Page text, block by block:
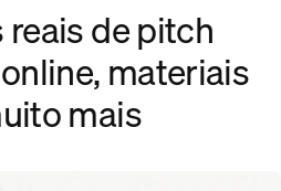
de pitch
materiais
mais